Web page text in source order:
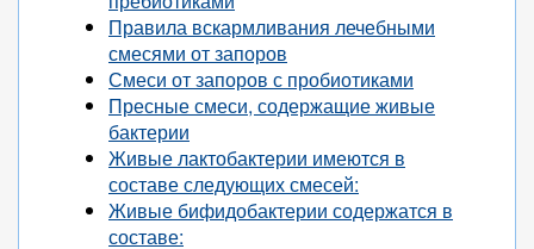
Правила вскармливания лечебными
смесями от запоров
Смеси от запоров с пробиотиками
Пресные смеси, содержащие живые
бактерии
Живые лактобактерии имеются в
составе следующих смесей:
Живые бифидобактерии содержатся в
составе: